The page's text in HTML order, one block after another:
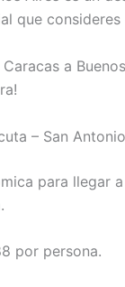
que
a
– San Antonio
para llegar
por persona.